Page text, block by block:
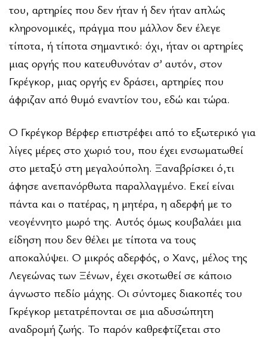
του, αρτηρίες που δεν ήταν ή δεν ήταν απλώς
κληρονομικές, πράγμα που μάλλον δεν έλεγε
τίποτα, ή τίποτα σημαντικό: όχι, ήταν οι αρτηρίες
μιας οργής που κατευθυνόταν σ’ αυτόν, στον
Γκρέγκορ, μιας οργής εν δράσει, αρτηρίες που
άφριζαν από θυμό εναντίον του, εδώ και τώρα.
Ο Γκρέγκορ Βέρφερ επιστρέφει από το εξωτερικό για
λίγες μέρες στο χωριό του, που έχει ενσωματωθεί
στο μεταξύ στη μεγαλούπολη. Ξαναβρίσκει ό,τι
άφησε ανεπανόρθωτα παραλλαγμένο. Εκεί είναι
πάντα και ο πατέρας, η μητέρα, η αδερφή με το
νεογέννητο μωρό της. Αυτός όμως κουβαλάει μια
είδηση που δεν θέλει με τίποτα να τους
αποκαλύψει. Ο μικρός αδερφός, ο Χανς, μέλος της
Λεγεώνας των Ξένων, έχει σκοτωθεί σε κάποιο
άγνωστο πεδίο μάχης. Οι σύντομες διακοπές του
Γκρέγκορ μετατρέπονται σε μια αδυσώπητη
αναδρομή ζωής. Το παρόν καθρεφτίζεται στο